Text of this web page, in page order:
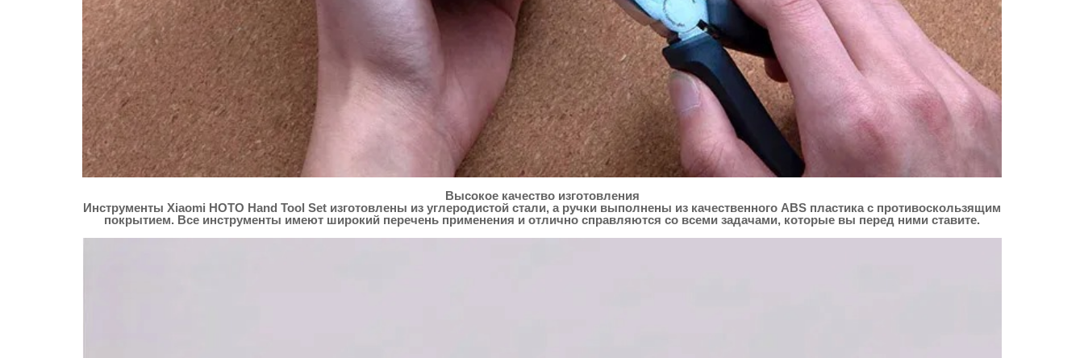
Высокое качество изготовления
Инструменты Xiaomi HOTO Hand Tool Set изготовлены из углеродистой стали, а ручки выполнены из качественного ABS пластика с противоскользящим
покрытием. Все инструменты имеют широкий перечень применения и отлично справляются со всеми задачами, которые вы перед ними ставите.